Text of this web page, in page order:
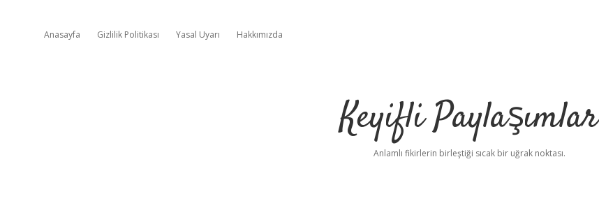
Anasayfa Gizlilik Politikası Yasal Uyarı Hakkımızda
Keyifli Paylaşımlar
Anlamlı fikirlerin birleştiği sıcak bir uğrak noktası.